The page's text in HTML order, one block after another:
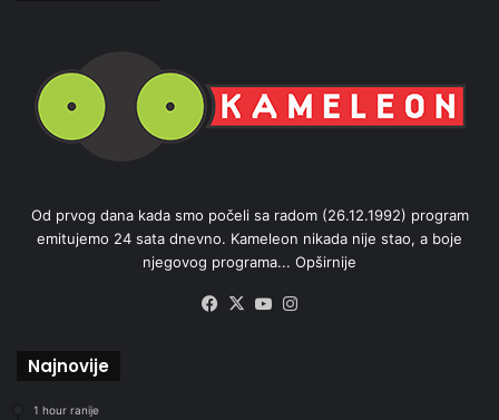
Od prvog dana kada smo počeli sa radom (26.12.1992) program
emitujemo 24 sata dnevno. Kameleon nikada nije stao, a boje
njegovog programa... Opširnije
Facebook
X YouTube
Najnovije
1 hour ranije